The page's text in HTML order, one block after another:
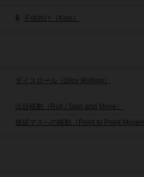
子供向け（Kids）
ダイスロール（Dice Rolling）
出目移動（Roll / Spin and Move）
接続マスへの移動（Point to Point